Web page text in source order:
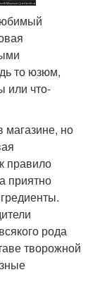
то юзюм,
или что-
магазине, но
правило
приятно
рода
творожной